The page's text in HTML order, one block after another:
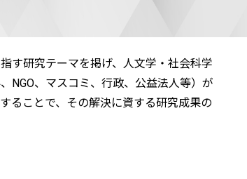
す研究テーマを掲げ、人文学・社会科学
NGO、マスコミ、行政、公益法人等）が
ることで、その解決に資する研究成果の